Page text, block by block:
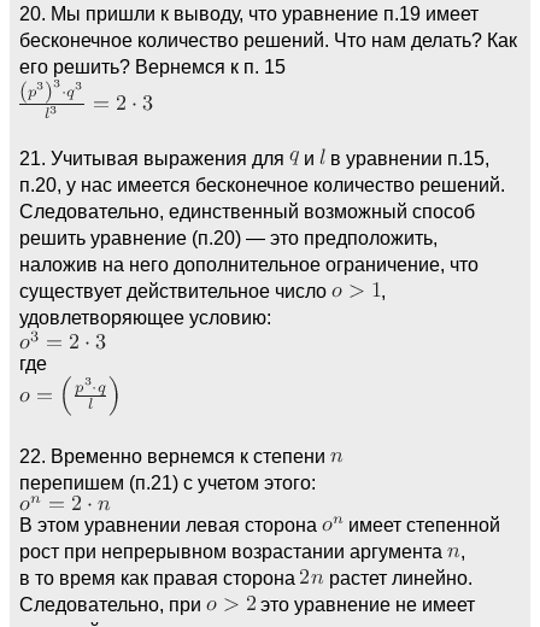
20. Мы пришли к выводу, что уравнение п.19 имеет
бесконечное количество решений. Что нам делать? Как
его решить? Вернемся к п. 15
21. Учитывая выражения для и
в уравнении п.15,
п.20, у нас имеется бесконечное количество решений.
Следовательно, единственный возможный способ
решить уравнение (п.20) — это предположить,
наложив на него дополнительное ограничение, что
существует действительное число
,
удовлетворяющее условию:
где
22. Временно вернемся к степени
перепишем (п.21) с учетом этого:
В этом уравнении левая сторона
имеет степенной
рост при непрерывном возрастании аргумента
,
в то время как правая сторона
растет линейно.
Следовательно, при
это уравнение не имеет